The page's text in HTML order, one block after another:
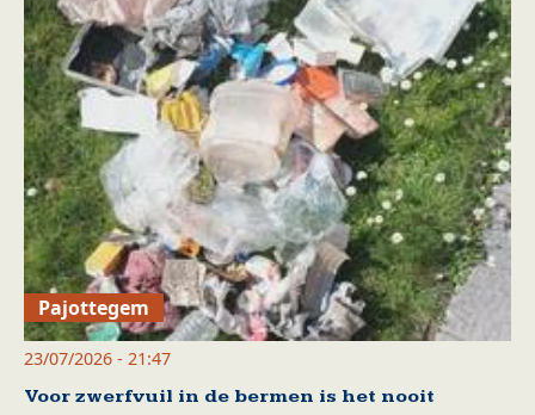
Pajottegem
23/07/2026 - 21:47
Voor zwerfvuil in de bermen is het nooit